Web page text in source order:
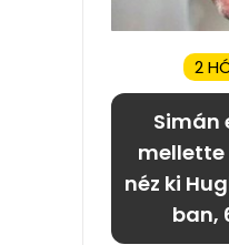
2
Simán
mellette
néz ki
ban,